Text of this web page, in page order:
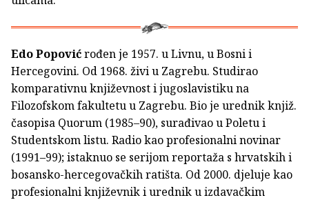
Edo Popovićrođen je 1957. u Livnu, u Bosni i
Hercegovini. Od 1968. živi u Zagrebu. Studirao
komparativnu književnost i jugoslavistiku na
Filozofskom fakultetu u Zagrebu. Bio je urednik knjiž.
časopisa Quorum (1985–90), surađivao u Poletu i
Studentskom listu. Radio kao profesionalni novinar
(1991–99); istaknuo se serijom reportaža s hrvatskih i
bosansko-hercegovačkih ratišta. Od 2000. djeluje kao
profesionalni književnik i urednik u izdavačkim